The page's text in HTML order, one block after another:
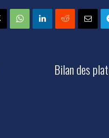
Bilan des